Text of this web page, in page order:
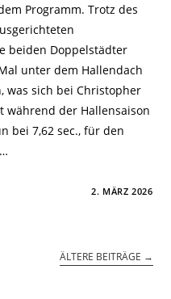
Programm. Trotz des
beiden Doppelstädter
unter dem Hallendach
was sich bei Christopher
während der Hallensaison
bei 7,62 sec., für den
2. MÄRZ 2026
ÄLTERE BEITRÄGE →